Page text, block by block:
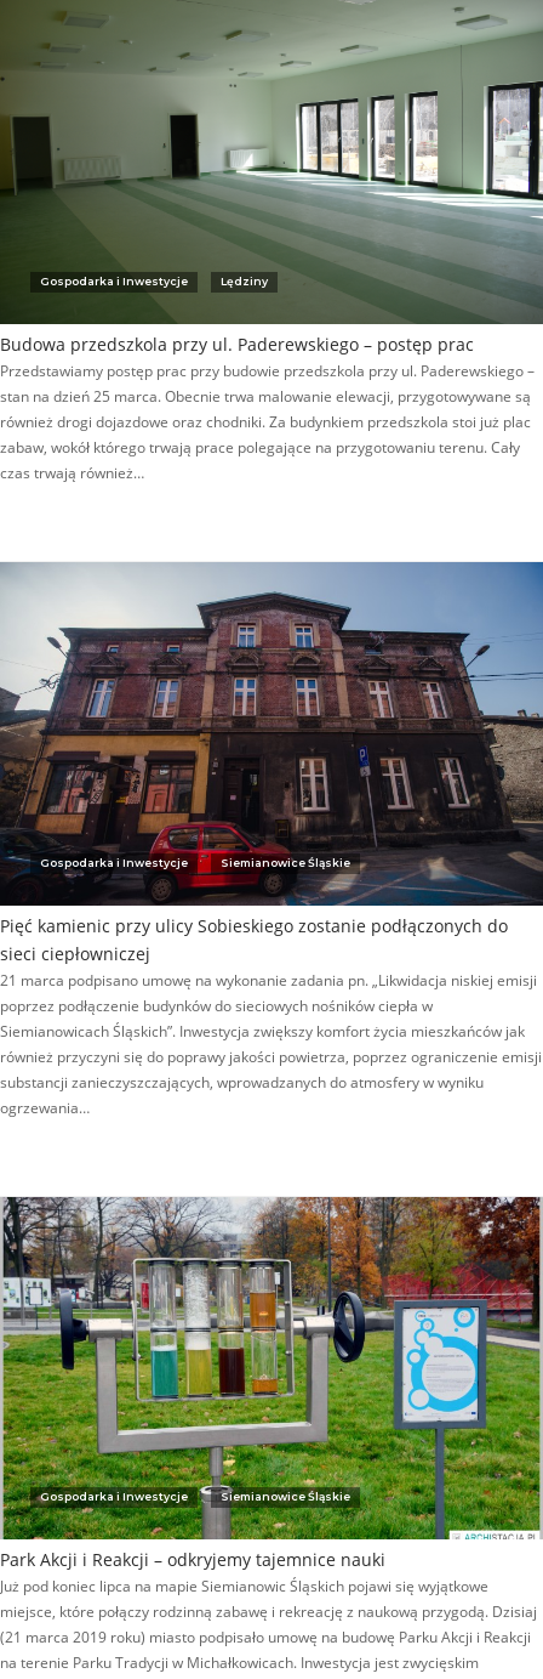
Gospodarka i Inwestycje Lędziny
Budowa przedszkola przy ul. Paderewskiego – postęp prac
Przedstawiamy postęp prac przy budowie przedszkola przy ul. Paderewskiego –
stan na dzień 25 marca. Obecnie trwa malowanie elewacji, przygotowywane są
również drogi dojazdowe oraz chodniki. Za budynkiem przedszkola stoi już plac
zabaw, wokół którego trwają prace polegające na przygotowaniu terenu. Cały
czas trwają również…
Gospodarka i Inwestycje Siemianowice Śląskie
Pięć kamienic przy ulicy Sobieskiego zostanie podłączonych do
sieci ciepłowniczej
21 marca podpisano umowę na wykonanie zadania pn. „Likwidacja niskiej emisji
poprzez podłączenie budynków do sieciowych nośników ciepła w
Siemianowicach Śląskich”. Inwestycja zwiększy komfort życia mieszkańców jak
również przyczyni się do poprawy jakości powietrza, poprzez ograniczenie emisji
substancji zanieczyszczających, wprowadzanych do atmosfery w wyniku
ogrzewania…
Gospodarka i Inwestycje Siemianowice Śląskie
Park Akcji i Reakcji – odkryjemy tajemnice nauki
Już pod koniec lipca na mapie Siemianowic Śląskich pojawi się wyjątkowe
miejsce, które połączy rodzinną zabawę i rekreację z naukową przygodą. Dzisiaj
(21 marca 2019 roku) miasto podpisało umowę na budowę Parku Akcji i Reakcji
na terenie Parku Tradycji w Michałkowicach. Inwestycja jest zwycięskim